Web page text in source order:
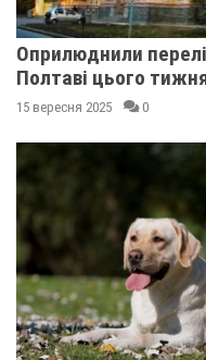
Оприлюднили
Полтаві цього
15 вересня 2025 0